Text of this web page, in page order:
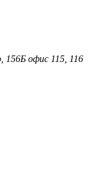
156Б офис 115, 116